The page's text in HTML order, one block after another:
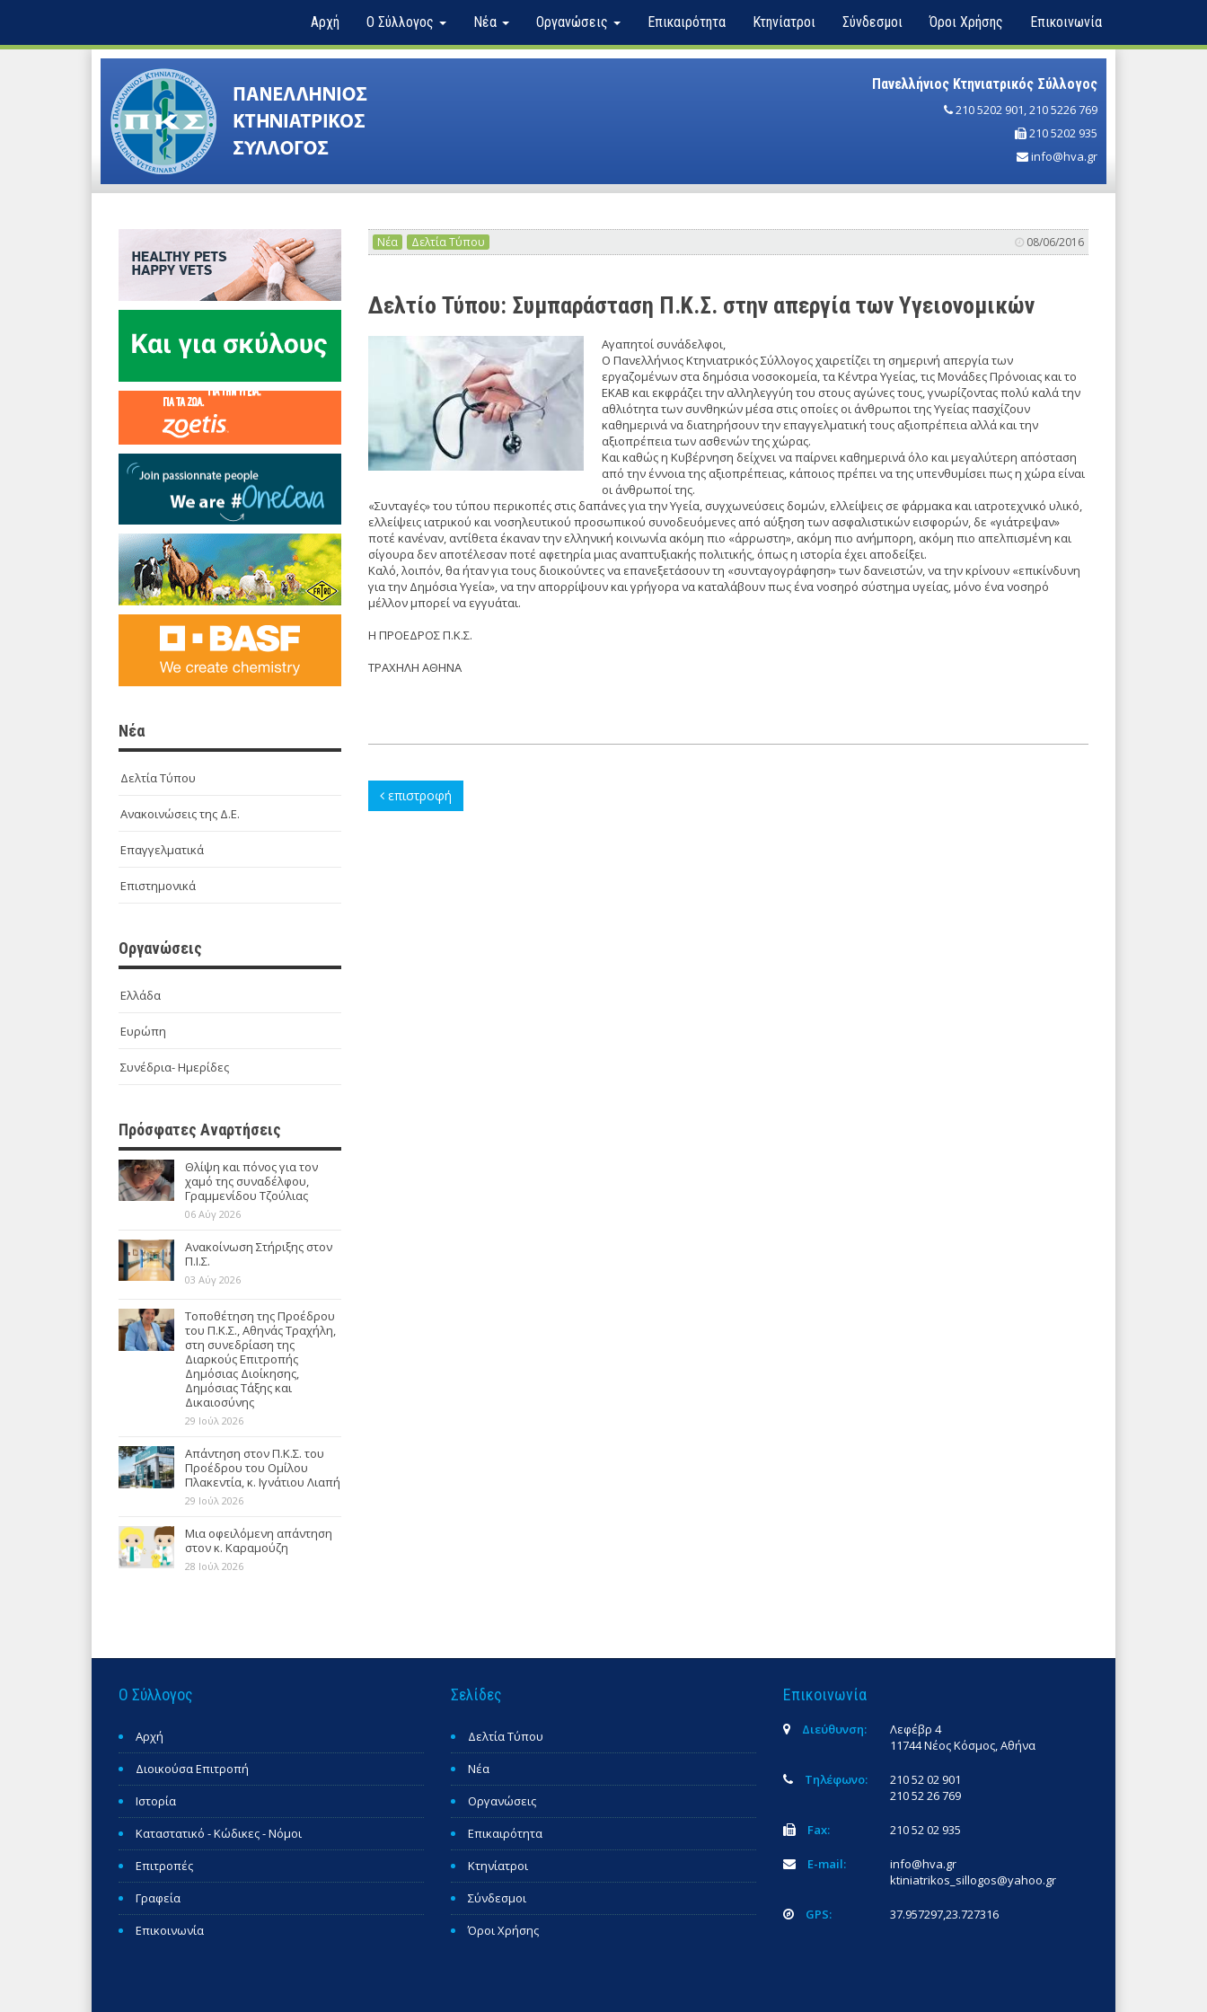
Αρχή Ο Σύλλογος Νέα Οργανώσεις Επικαιρότητα Κτηνίατροι Σύνδεσμοι Όροι Χρήσης Επικοινωνία
Πανελλήνιος Κτηνιατρικός Σύλλογος
210 5202 901,210 5226 769
210 5202 935
info@hva.gr
Νέα
Δελτία Τύπου
Ανακοινώσεις της Δ.Ε.
Επαγγελματικά
Επιστημονικά
Οργανώσεις
Ελλάδα
Ευρώπη
Συνέδρια- Ημερίδες
Πρόσφατες Αναρτήσεις
Θλίψη και πόνος για τον
χαμό της συναδέλφου,
Γραμμενίδου Τζούλιας
06 Αύγ 2026
Ανακοίνωση Στήριξης στον
Π.Ι.Σ.
03 Αύγ 2026
Τοποθέτηση της Προέδρου
του Π.Κ.Σ., Αθηνάς Τραχήλη,
στη συνεδρίαση της
Διαρκούς Επιτροπής
Δημόσιας Διοίκησης,
Δημόσιας Τάξης και
Δικαιοσύνης
29 Ιούλ 2026
Απάντηση στον Π.Κ.Σ. του
Προέδρου του Ομίλου
Πλακεντία, κ. Ιγνάτιου Λιαπή
29 Ιούλ 2026
Μια οφειλόμενη απάντηση
στον κ. Καραμούζη
28 Ιούλ 2026
Νέα Δελτία Τύπου 08/06/2016
Δελτίο Τύπου: Συμπαράσταση Π.Κ.Σ. στην απεργία των Υγειονομικών
Αγαπητοί συνάδελφοι,
Ο Πανελλήνιος Κτηνιατρικός Σύλλογος χαιρετίζει τη σημερινή απεργία των
εργαζομένων στα δημόσια νοσοκομεία, τα Κέντρα Υγείας, τις Μονάδες Πρόνοιας και το
ΕΚΑΒ και εκφράζει την αλληλεγγύη του στους αγώνες τους, γνωρίζοντας πολύ καλά την
αθλιότητα των συνθηκών μέσα στις οποίες οι άνθρωποι της Υγείας πασχίζουν
καθημερινά να διατηρήσουν την επαγγελματική τους αξιοπρέπεια αλλά και την
αξιοπρέπεια των ασθενών της χώρας.
Και καθώς η Κυβέρνηση δείχνει να παίρνει καθημερινά όλο και μεγαλύτερη απόσταση
από την έννοια της αξιοπρέπειας, κάποιος πρέπει να της υπενθυμίσει πως η χώρα είναι
οι άνθρωποί της.
«Συνταγές» του τύπου περικοπές στις δαπάνες για την Υγεία, συγχωνεύσεις δομών, ελλείψεις σε φάρμακα και ιατροτεχνικό υλικό,
ελλείψεις ιατρικού και νοσηλευτικού προσωπικού συνοδευόμενες από αύξηση των ασφαλιστικών εισφορών, δε «γιάτρεψαν»
ποτέ κανέναν, αντίθετα έκαναν την ελληνική κοινωνία ακόμη πιο «άρρωστη», ακόμη πιο ανήμπορη, ακόμη πιο απελπισμένη και
σίγουρα δεν αποτέλεσαν ποτέ αφετηρία μιας αναπτυξιακής πολιτικής, όπως η ιστορία έχει αποδείξει.
Καλό, λοιπόν, θα ήταν για τους διοικούντες να επανεξετάσουν τη «συνταγογράφηση» των δανειστών, να την κρίνουν «επικίνδυνη
για την Δημόσια Υγεία», να την απορρίψουν και γρήγορα να καταλάβουν πως ένα νοσηρό σύστημα υγείας, μόνο ένα νοσηρό
μέλλον μπορεί να εγγυάται.
Η ΠΡΟΕΔΡΟΣ Π.Κ.Σ.
ΤΡΑΧΗΛΗ ΑΘΗΝΑ
επιστροφή
Ο Σύλλογος
Αρχή
Διοικούσα Επιτροπή
Ιστορία
Καταστατικό - Κώδικες - Νόμοι
Επιτροπές
Γραφεία
Επικοινωνία
Σελίδες
Δελτία Τύπου
Νέα
Οργανώσεις
Επικαιρότητα
Κτηνίατροι
Σύνδεσμοι
Όροι Χρήσης
Επικοινωνία
Διεύθυνση:
Λεφέβρ 4
11744 Νέος Κόσμος, Αθήνα
Τηλέφωνο:
210 52 02 901
210 52 26 769
Fax: 210 52 02 935
E-mail:
info@hva.gr
ktiniatrikos_sillogos@yahoo.gr
GPS: 37.957297,23.727316